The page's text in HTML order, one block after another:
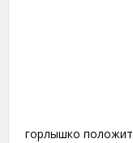
горлышко